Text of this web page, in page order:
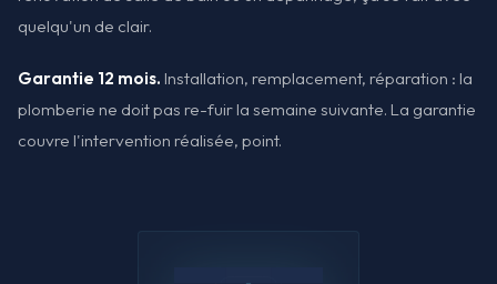
quelqu'un de clair.
Garantie 12 mois. Installation, remplacement, réparation : la
plomberie ne doit pas re-fuir la semaine suivante. La garantie
couvre l'intervention réalisée, point.